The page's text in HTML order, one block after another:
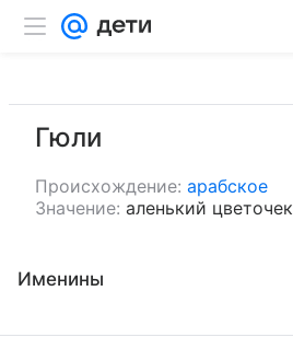
Гюли
Происхождение: арабское
Значение: аленький цветочек
Именины